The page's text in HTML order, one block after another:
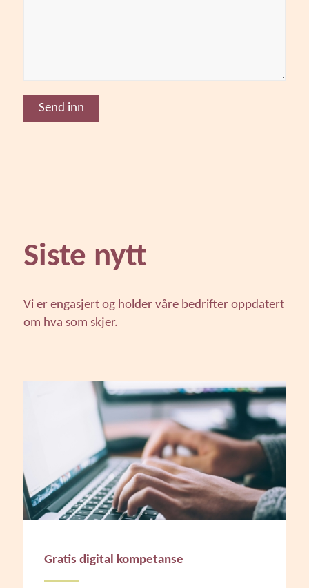
Siste nytt
Vi er engasjert og holder våre bedrifter oppdatert
om hva som skjer.
Gratis digital kompetanse